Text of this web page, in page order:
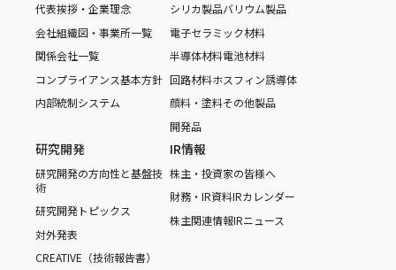
代表挨拶・企業理念
会社組織図・事業所一覧
関係会社一覧
コンプライアンス基本方針
内部統制システム
シリカ製品バリウム製品
電子セラミック材料
半導体材料電池材料
回路材料ホスフィン誘導体
顔料・塗料その他製品
開発品
研究開発
研究開発の方向性と基盤技
術
研究開発トピックス
対外発表
CREATIVE（技術報告書）
IR情報
株主・投資家の皆様へ
財務・IR資料IRカレンダー
株主関連情報IRニュース